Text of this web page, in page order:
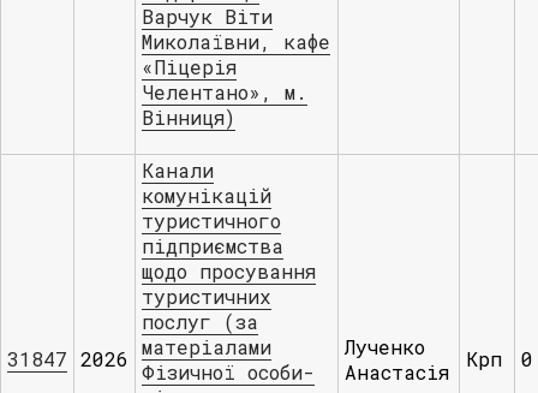
Варчук Віти
Миколаївни, кафе
«Піцерія
Челентано», м.
Вінниця)
31847 2026
Канали
комунікацій
туристичного
підприємства
щодо просування
туристичних
послуг (за
матеріалами
Фізичної особи-
Лученко
Анастасія
Крп 0